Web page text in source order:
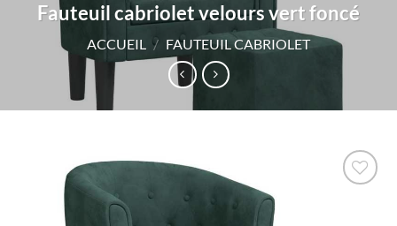
Fauteuil cabriolet velours vert foncé
ACCUEIL / FAUTEUIL CABRIOLET